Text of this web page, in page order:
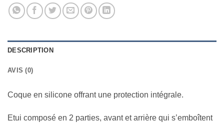
DESCRIPTION
AVIS (0)
Coque en silicone offrant une protection intégrale.
Etui composé en 2 parties, avant et arrière qui s’emboîtent